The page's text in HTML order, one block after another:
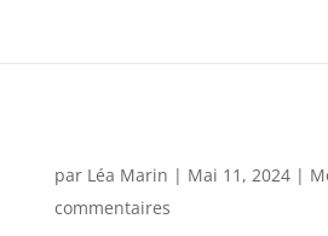
par Léa Marin | Mai 11, 2024|
commentaires